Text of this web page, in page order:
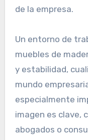
de la empresa.
Un entorno de
muebles de
y estabilidad,
mundo
especialmente
imagen es clave,
abogados o